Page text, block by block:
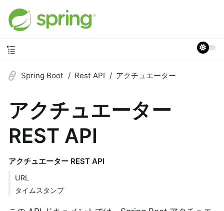
Spring Boot Rest API アクチュエーター
アクチュエーター
REST API
アクチュエーター REST API
URL
タイムスタンプ